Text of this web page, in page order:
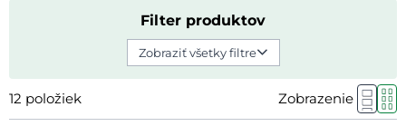
Filter produktov
Zobraziť všetky filtre
12 položiek Zobrazenie